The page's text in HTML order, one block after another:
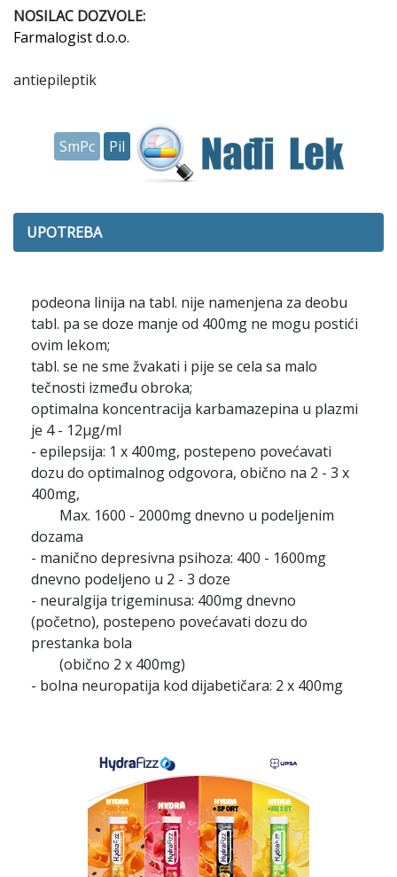
NOSILAC DOZVOLE:
Farmalogist d.o.o.
antiepileptik
SmPc Pil
UPOTREBA
podeona linija na tabl. nije namenjena za deobu
tabl. pa se doze manje od 400mg ne mogu postići
ovim lekom;
tabl. se ne sme žvakati i pije se cela sa malo
tečnosti između obroka;
optimalna koncentracija karbamazepina u plazmi
je 4 - 12μg/ml
- epilepsija: 1 x 400mg, postepeno povećavati
dozu do optimalnog odgovora, obično na 2 - 3 x
400mg,
Max. 1600 - 2000mg dnevno u podeljenim
dozama
- manično depresivna psihoza: 400 - 1600mg
dnevno podeljeno u 2 - 3 doze
- neuralgija trigeminusa: 400mg dnevno
(početno), postepeno povećavati dozu do
prestanka bola
(obično 2 x 400mg)
- bolna neuropatija kod dijabetičara: 2 x 400mg